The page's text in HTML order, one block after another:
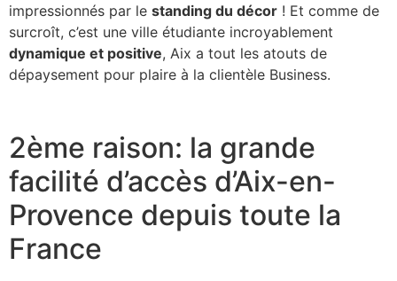
impressionnés par le standing du décor ! Et comme de
surcroît, c’est une ville étudiante incroyablement
dynamique et positive, Aix a tout les atouts de
dépaysement pour plaire à la clientèle Business.
2ème raison: la grande
facilité d’accès d’Aix-en-
Provence depuis toute la
France